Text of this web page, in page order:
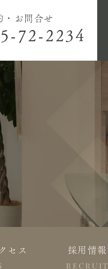
・お問合せ
72-2234
セス 採用情報
RECRUIT